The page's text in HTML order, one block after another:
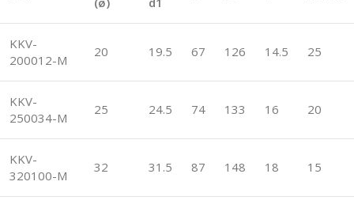
KKV-
200012-M
20 19.5 67 126 14.5 25
KKV-
250034-M
25 24.5 74 133 16 20
KKV-
320100-M
32 31.5 87 148 18 15